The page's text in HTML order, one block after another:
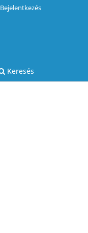
Keresés
Bejelentkezés